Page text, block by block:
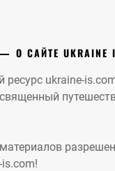
О САЙТЕ UKRAINE
ukraine-